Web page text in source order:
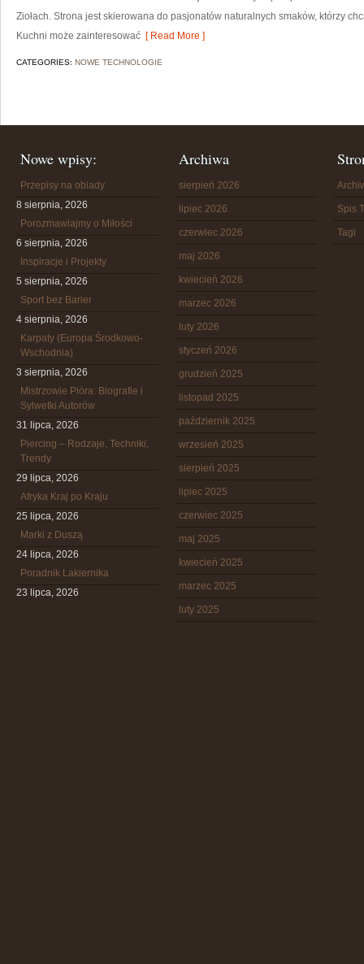
Ziołach. Strona jest skierowana do pasjonatów naturalnych smaków, którzy
Kuchni może zainteresować [ Read More ]
CATEGORIES: NOWE TECHNOLOGIE
Nowe wpisy:
Przepisy na obiady
8 sierpnia, 2026
Porozmawiajmy o Miłości
6 sierpnia, 2026
Inspiracje i Projekty
5 sierpnia, 2026
Sport bez Barier
4 sierpnia, 2026
Karpaty (Europa Środkowo-
Wschodnia)
3 sierpnia, 2026
Mistrzowie Pióra: Biografie i
Sylwetki Autorów
31 lipca, 2026
Piercing – Rodzaje, Techniki,
Trendy
29 lipca, 2026
Afryka Kraj po Kraju
25 lipca, 2026
Marki z Duszą
24 lipca, 2026
Poradnik Lakiernika
23 lipca, 2026
Archiwa
sierpień 2026
lipiec 2026
czerwiec 2026
maj 2026
kwiecień 2026
marzec 2026
luty 2026
styczeń 2026
grudzień 2025
listopad 2025
październik 2025
wrzesień 2025
sierpień 2025
lipiec 2025
czerwiec 2025
maj 2025
kwiecień 2025
marzec 2025
luty 2025
Spis
Tagi